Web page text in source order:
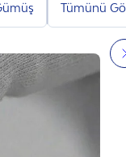
Tümünü